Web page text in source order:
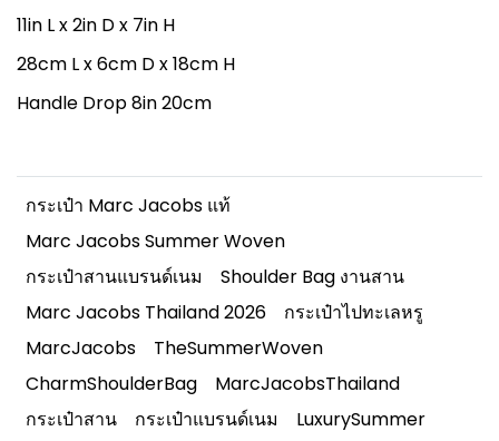
11in L x 2in D x 7in H
28cm L x 6cm D x 18cm H
Handle Drop 8in 20cm
กระเป๋า Marc Jacobs แท้
Marc Jacobs Summer Woven
กระเป๋าสานแบรนด์เนม
Shoulder Bag งานสาน
Marc Jacobs Thailand 2026
กระเป๋าไปทะเลหรู
MarcJacobs
TheSummerWoven
CharmShoulderBag
MarcJacobsThailand
กระเป๋าสาน
กระเป๋าแบรนด์เนม
LuxurySummer